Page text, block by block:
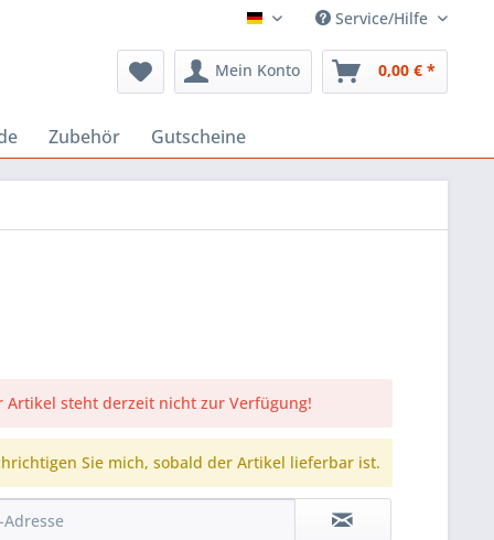
Deutsch Service/Hilfe
Mein Konto 0,00 € *
Zubehör Gutscheine
Artikel steht derzeit nicht zur Verfügung!
Sie mich, sobald der Artikel lieferbar ist.